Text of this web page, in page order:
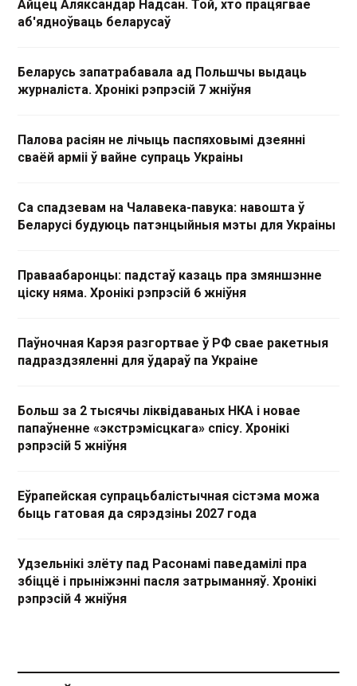
Айцец Аляксандар Надсан. Той, хто працягвае
аб'ядноўваць беларусаў
Беларусь запатрабавала ад Польшчы выдаць
журналіста. Хронікі рэпрэсій 7 жніўня
Палова расіян не лічыць паспяховымі дзеянні
сваёй арміі ў вайне супраць Украіны
Са спадзевам на Чалавека-павука: навошта ў
Беларусі будуюць патэнцыйныя мэты для Украіны
Праваабаронцы: падстаў казаць пра змяншэнне
ціску няма. Хронікі рэпрэсій 6 жніўня
Паўночная Карэя разгортвае ў РФ свае ракетныя
падраздзяленні для ўдараў па Украіне
Больш за 2 тысячы ліквідаваных НКА і новае
папаўненне «экстрэмісцкага» спісу. Хронікі
рэпрэсій 5 жніўня
Еўрапейская супрацьбалістычная сістэма можа
быць гатовая да сярэдзіны 2027 года
Удзельнікі злёту пад Расонамі паведамілі пра
збіццё і прыніжэнні пасля затрыманняў. Хронікі
рэпрэсій 4 жніўня